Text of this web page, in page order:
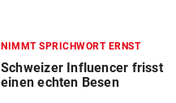
NIMMT SPRICHWORT ERNST
Schweizer Influencer frisst
einen echten Besen